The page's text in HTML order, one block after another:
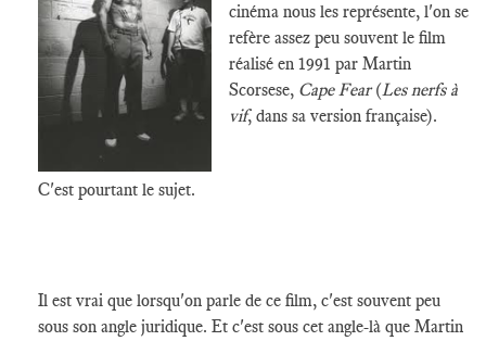
cinéma nous les représente, l'on se
refère assez peu souvent le film
réalisé en 1991 par Martin
Scorsese, Cape Fear(Les nerfs à
vif, dans sa version française).
C'est pourtant le sujet.
Il est vrai que lorsqu'on parle de ce film, c'est souvent peu
sous son angle juridique. Et c'est sous cet angle-là que Martin